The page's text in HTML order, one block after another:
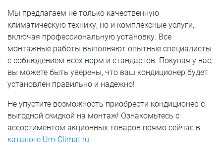
Мы предлагаем не только качественную
климатическую технику, но и комплексные услуги,
включая профессиональную установку. Все
монтажные работы выполняют опытные специалисты
с соблюдением всех норм и стандартов. Покупая у нас,
вы можете быть уверены, что ваш кондиционер будет
установлен правильно и надежно!
Не упустите возможность приобрести кондиционер с
выгодной скидкой на монтаж! Ознакомьтесь с
ассортиментом акционных товаров прямо сейчас в
каталоге Um-Climat.ru.